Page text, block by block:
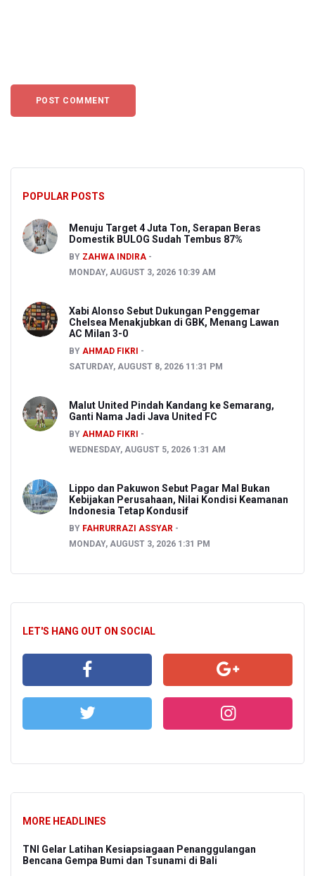
POPULAR POSTS
Menuju Target 4 Juta Ton, Serapan Beras
Domestik BULOG Sudah Tembus 87%
BY ZAHWA INDIRA
MONDAY, AUGUST 3, 2026 10:39 AM
Xabi Alonso Sebut Dukungan Penggemar
Chelsea Menakjubkan di GBK, Menang Lawan
AC Milan 3-0
BY AHMAD FIKRI
SATURDAY, AUGUST 8, 2026 11:31 PM
Malut United Pindah Kandang ke Semarang,
Ganti Nama Jadi Java United FC
BY AHMAD FIKRI
WEDNESDAY, AUGUST 5, 2026 1:31 AM
Lippo dan Pakuwon Sebut Pagar Mal Bukan
Kebijakan Perusahaan, Nilai Kondisi Keamanan
Indonesia Tetap Kondusif
BY FAHRURRAZI ASSYAR
MONDAY, AUGUST 3, 2026 1:31 PM
LET'S HANG OUT ON SOCIAL
MORE HEADLINES
TNI Gelar Latihan Kesiapsiagaan Penanggulangan
Bencana Gempa Bumi dan Tsunami di Bali